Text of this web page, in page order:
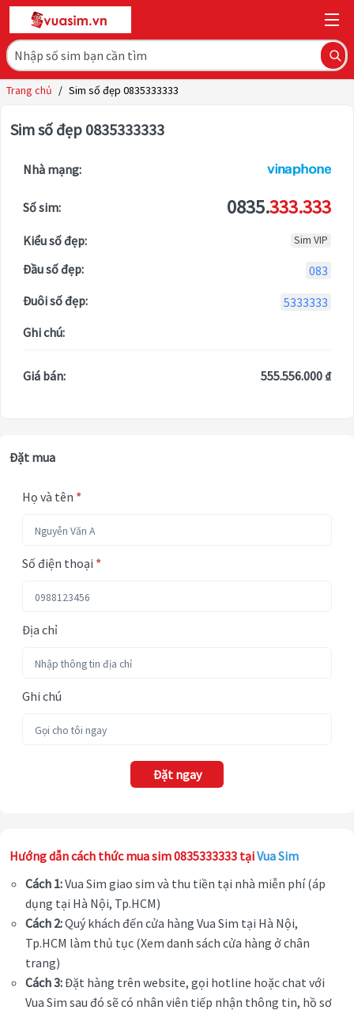
Trang chủ / Sim số đẹp 0835333333
Sim số đẹp 0835333333
Nhà mạng:
Số sim: 0835.333.333
Kiểu số đẹp: Sim VIP
Đầu số đẹp:
083
Đuôi số đẹp:
5333333
Ghi chú:
Giá bán: 555.556.000 ₫
Đặt mua
Họ và tên *
Số điện thoại *
Địa chỉ
Ghi chú
Đặt ngay
Hướng dẫn cách thức mua sim 0835333333 tạiVua Sim
Cách 1:Vua Sim giao sim và thu tiền tại nhà miễn phí (áp
dụng tại Hà Nội, Tp.HCM)
Cách 2:Quý khách đến cửa hàng Vua Sim tại Hà Nội,
Tp.HCM làm thủ tục (Xem danh sách cửa hàng ở chân
trang)
Cách 3:Đặt hàng trên website, gọi hotline hoặc chat với
Vua Sim sau đó sẽ có nhân viên tiếp nhận thông tin, hồ sơ